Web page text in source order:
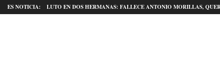
ES NOTICIA: LUTO EN DOS HERMANAS: FALLECE ANTONIO MORILLAS,